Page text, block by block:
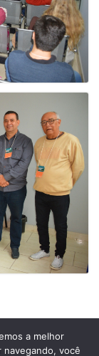
a melhor
você